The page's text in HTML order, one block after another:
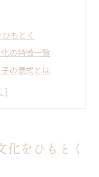
もとく
の特徴一覧
の儀式とは
ながりを探る
景とは
八王子の歴史
をひもとく